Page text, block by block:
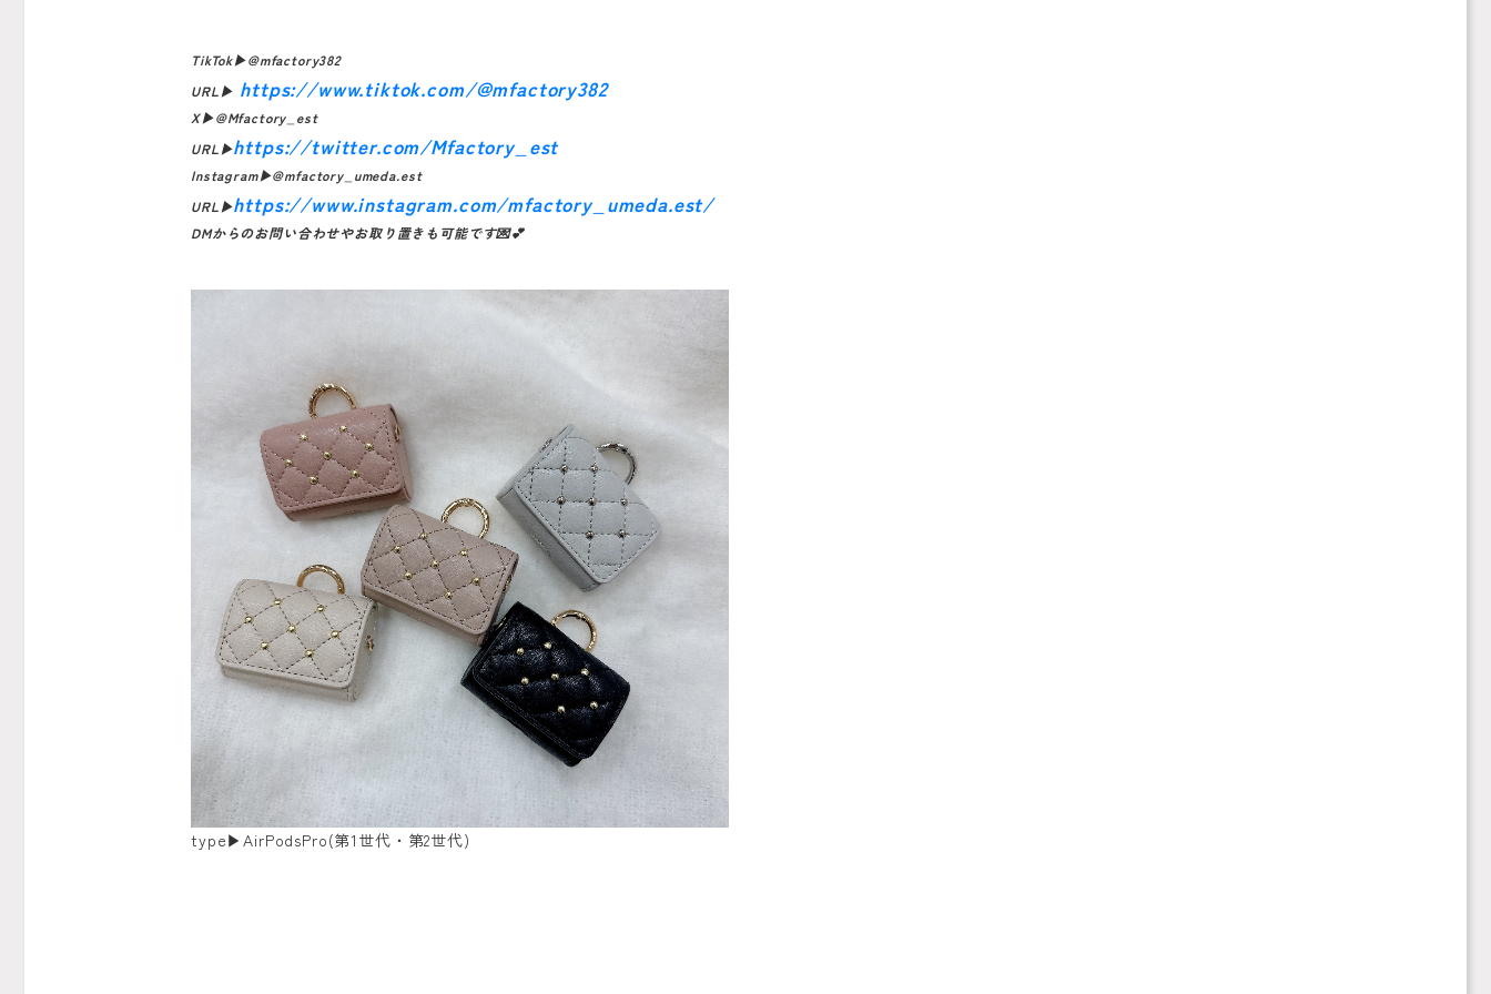
TikTok▶︎@mfactory382
URL▶︎ https://www.tiktok.com/@mfactory382
X▶︎@Mfactory_est
URL▶︎https://twitter.com/Mfactory_est
Instagram▶︎@mfactory_umeda.est
URL▶︎https://www.instagram.com/mfactory_umeda.est/
DMからのお問い合わせやお取り置きも可能です💌💕
type▶︎AirPodsPro(第1世代・第2世代)